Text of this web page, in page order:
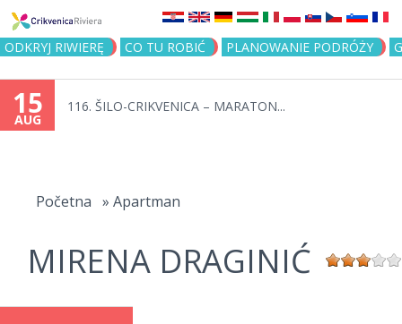
Jump to navigation
ODKRYJ RIWIERĘ CO TU ROBIĆ PLANOWANIE PODRÓŻY
15
AUG
116. ŠILO-CRIKVENICA – MARATON...
Početna » Apartman
MIRENA DRAGINIĆ